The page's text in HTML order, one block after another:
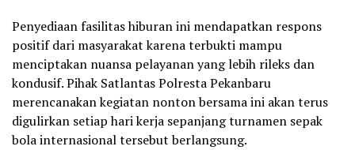
Penyediaan fasilitas hiburan ini mendapatkan respons
positif dari masyarakat karena terbukti mampu
menciptakan nuansa pelayanan yang lebih rileks dan
kondusif. Pihak Satlantas Polresta Pekanbaru
merencanakan kegiatan nonton bersama ini akan terus
digulirkan setiap hari kerja sepanjang turnamen sepak
bola internasional tersebut berlangsung.